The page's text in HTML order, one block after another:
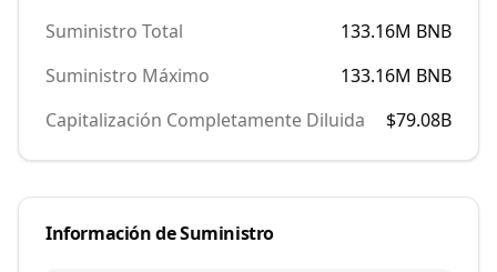
Suministro Total
133.16M BNB
Suministro Máximo
133.16M BNB
Capitalización Completamente Diluida
$79.08B
Información de Suministro